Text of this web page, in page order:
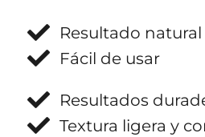
Resultado
Fácil de usar
Resultados
Textura ligera y